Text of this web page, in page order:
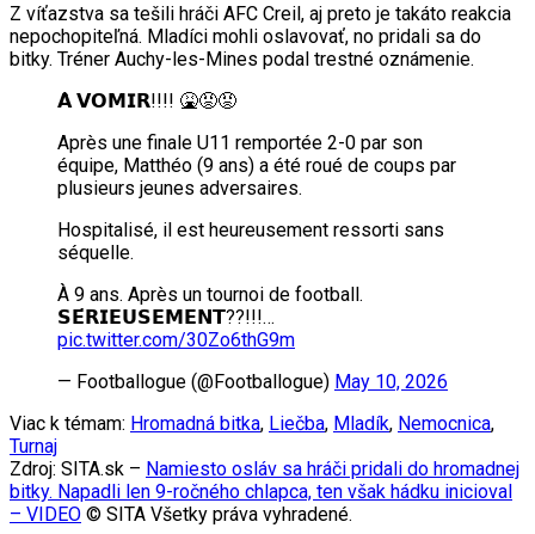
Z víťazstva sa tešili hráči AFC Creil, aj preto je takáto reakcia
nepochopiteľná. Mladíci mohli oslavovať, no pridali sa do
bitky. Tréner Auchy-les-Mines podal trestné oznámenie.
𝗔̀ 𝗩𝗢𝗠𝗜𝗥!!!! 🤮😡😡
Après une finale U11 remportée 2-0 par son
équipe, Matthéo (9 ans) a été roué de coups par
plusieurs jeunes adversaires.
Hospitalisé, il est heureusement ressorti sans
séquelle.
À 9 ans. Après un tournoi de football.
𝗦𝗘́𝗥𝗜𝗘𝗨𝗦𝗘𝗠𝗘𝗡𝗧??!!!…
pic.twitter.com/30Zo6thG9m
— Footballogue (@Footballogue) May 10, 2026
Viac k témam: Hromadná bitka, Liečba, Mladík, Nemocnica,
Turnaj
Zdroj: SITA.sk – Namiesto osláv sa hráči pridali do hromadnej
bitky. Napadli len 9-ročného chlapca, ten však hádku inicioval
– VIDEO © SITA Všetky práva vyhradené.